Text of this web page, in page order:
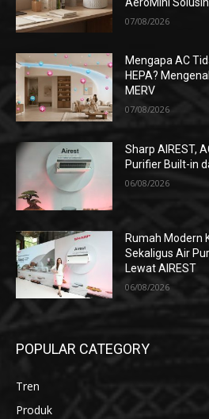
07/08/2026
Mengapa AC
HEPA?
MERV
07/08/2026
Sharp AIREST,
Purifier Built-in
06/08/2026
Rumah Modern
Sekaligus Air
Lewat AIREST
06/08/2026
POPULAR CATEGORY
Tren
Produk